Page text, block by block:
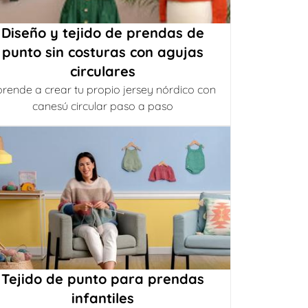
Diseño y tejido de prendas de
punto sin costuras con agujas
circulares
a crear tu propio jersey nórdico con
canesú circular paso a paso
Tejido de punto para prendas
infantiles